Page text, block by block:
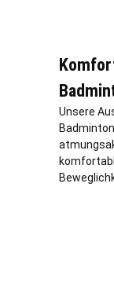
Unsere